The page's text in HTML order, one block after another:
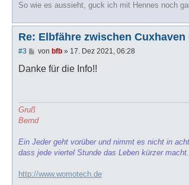
So wie es aussieht, guck ich mit Hennes noch
Re: Elbfähre zwischen
#3
B
i
von bfb» 17. Dez 2021, 06:28
Danke für die Info!!
Gruß
Bernd
Ein Jeder geht vorüber und nimmt es nicht in
dass jede viertel Stunde das Leben kürzer macht.
http://www.womotech.de